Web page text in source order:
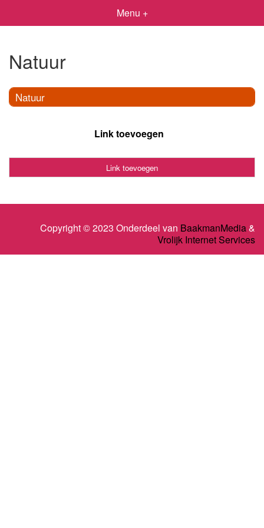
Menu +
Natuur
Natuur
Link toevoegen
Link toevoegen
Copyright © 2023 Onderdeel van BaakmanMedia&
Vrolijk Internet Services